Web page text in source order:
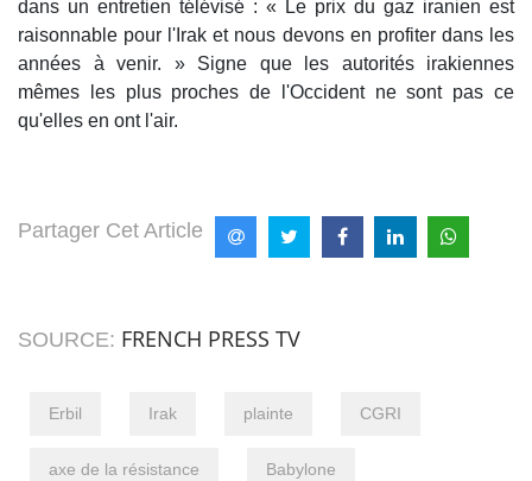
dans un entretien télévisé : « Le prix du gaz iranien est
raisonnable pour l'Irak et nous devons en profiter dans les
années à venir. » Signe que les autorités irakiennes
mêmes les plus proches de l'Occident ne sont pas ce
qu'elles en ont l'air.
Partager Cet Article
SOURCE: FRENCH PRESS TV
Erbil Irak plainte CGRI
axe de la résistance Babylone